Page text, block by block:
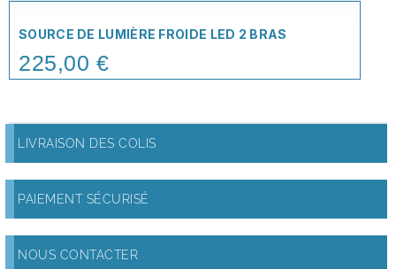
SOURCE DE LUMIÈRE FROIDE LED 2 BRAS
Price
225,00 €
LIVRAISON DES COLIS
PAIEMENT SÉCURISÉ
NOUS CONTACTER